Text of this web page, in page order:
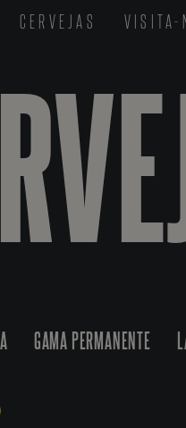
CERVEJAS VISITA-
GAMA PERMANENTE